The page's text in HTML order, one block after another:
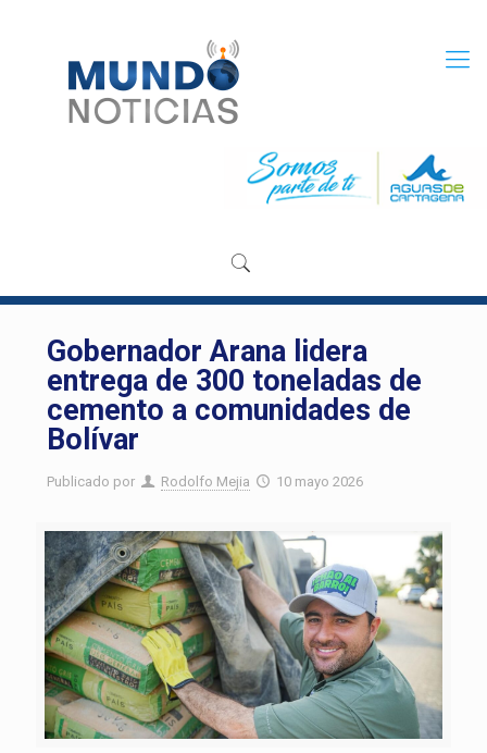
Gobernador Arana lidera
entrega de 300 toneladas de
cemento a comunidades de
Bolívar
Publicado por Rodolfo Mejia 10 mayo 2026